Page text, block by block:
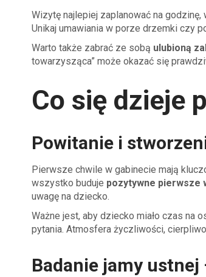
Wizytę najlepiej zaplanować na
Unikaj umawiania w porze drzemki czy
Warto także zabrać ze sobą ulubioną
towarzysząca” może okazać się
Co się dzieje
Powitanie i
Pierwsze chwile w gabinecie mają
wszystko buduje pozytywne pierwsze
uwagę na dziecko.
Ważne jest, aby dziecko miało czas na
pytania. Atmosfera życzliwości,
Badanie jamy